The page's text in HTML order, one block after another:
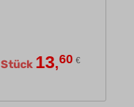
Stück 13,60 €